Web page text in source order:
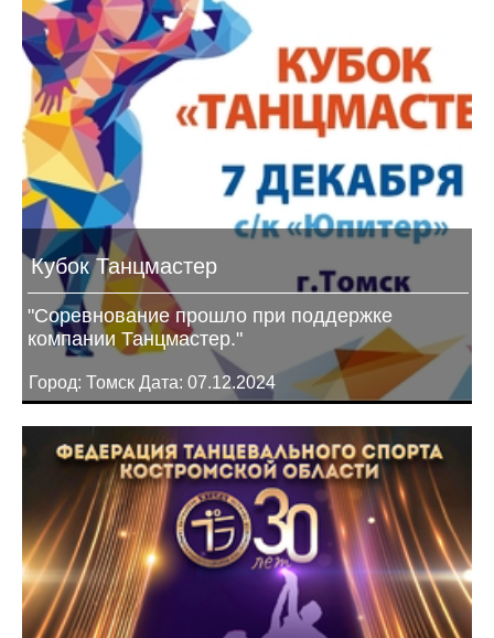
Кубок Танцмастер
"Соревнование прошло при поддержке
компании Танцмастер."
Город: Томск Дата: 07.12.2024